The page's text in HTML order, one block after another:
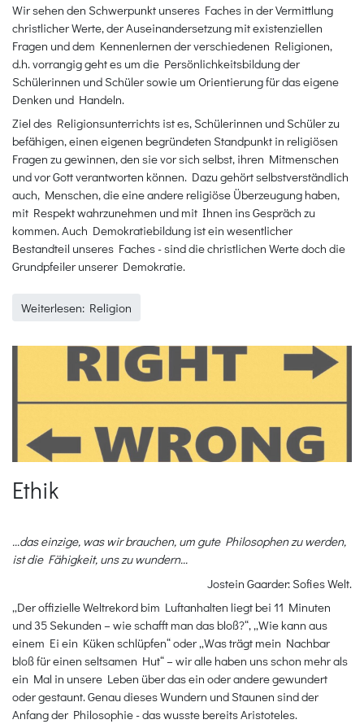
Wir sehen den Schwerpunkt unseres Faches in der Vermittlung
christlicher Werte, der Auseinandersetzung mit existenziellen
Fragen und dem Kennenlernen der verschiedenen Religionen,
d.h. vorrangig geht es um die Persönlichkeitsbildung der
Schülerinnen und Schüler sowie um Orientierung für das eigene
Denken und Handeln.
Ziel des Religionsunterrichts ist es, Schülerinnen und Schüler zu
befähigen, einen eigenen begründeten Standpunkt in religiösen
Fragen zu gewinnen, den sie vor sich selbst, ihren Mitmenschen
und vor Gott verantworten können. Dazu gehört selbstverständlich
auch, Menschen, die eine andere religiöse Überzeugung haben,
mit Respekt wahrzunehmen und mit Ihnen ins Gespräch zu
kommen. Auch Demokratiebildung ist ein wesentlicher
Bestandteil unseres Faches - sind die christlichen Werte doch die
Grundpfeiler unserer Demokratie.
Weiterlesen: Religion
Ethik
...das einzige, was wir brauchen, um gute Philosophen zu werden,
ist die Fähigkeit, uns zu wundern...
Jostein Gaarder: Sofies Welt.
„Der offizielle Weltrekord bim Luftanhalten liegt bei 11 Minuten
und 35 Sekunden – wie schafft man das bloß?“, „Wie kann aus
einem Ei ein Küken schlüpfen“ oder „Was trägt mein Nachbar
bloß für einen seltsamen Hut“ – wir alle haben uns schon mehr als
ein Mal in unsere Leben über das ein oder andere gewundert
oder gestaunt. Genau dieses Wundern und Staunen sind der
Anfang der Philosophie - das wusste bereits Aristoteles.